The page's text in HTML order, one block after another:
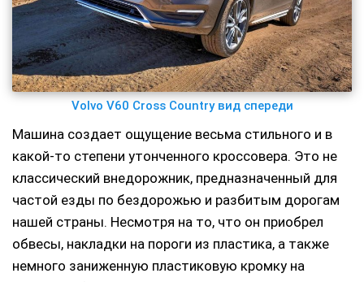
Volvo V60 Cross Country вид спереди
Машина создает ощущение весьма стильного и в
какой-то степени утонченного кроссовера. Это не
классический внедорожник, предназначенный для
частой езды по бездорожью и разбитым дорогам
нашей страны. Несмотря на то, что он приобрел
обвесы, накладки на пороги из пластика, а также
немного заниженную пластиковую кромку на